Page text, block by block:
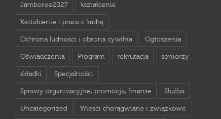
Jamboree2027 kształcenie
Kształcenie i praca z kadrą
Ochrona ludności i obrona cywilna Ogłoszenia
Oświadczenia Program rekrutacja seniorzy
składki Specjalności
Sprawy organizacyjne, promocja, finanse Służba
Uncategorized Wieści chorągwiane i związkowe